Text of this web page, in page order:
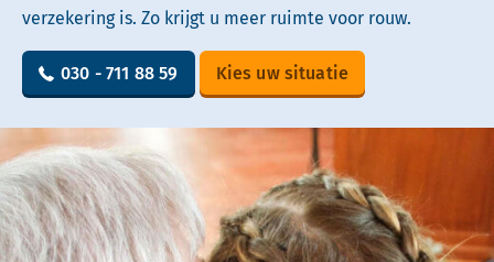
verzekering is. Zo krijgt u meer ruimte voor rouw.
030 - 711 88 59 Kies uw situatie